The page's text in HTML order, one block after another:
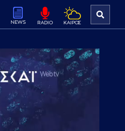
NEWS RADIO ΚΑΙΡΟΣ